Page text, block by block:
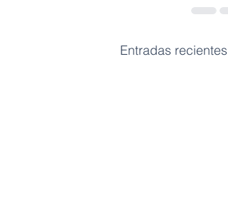
Entradas recientes